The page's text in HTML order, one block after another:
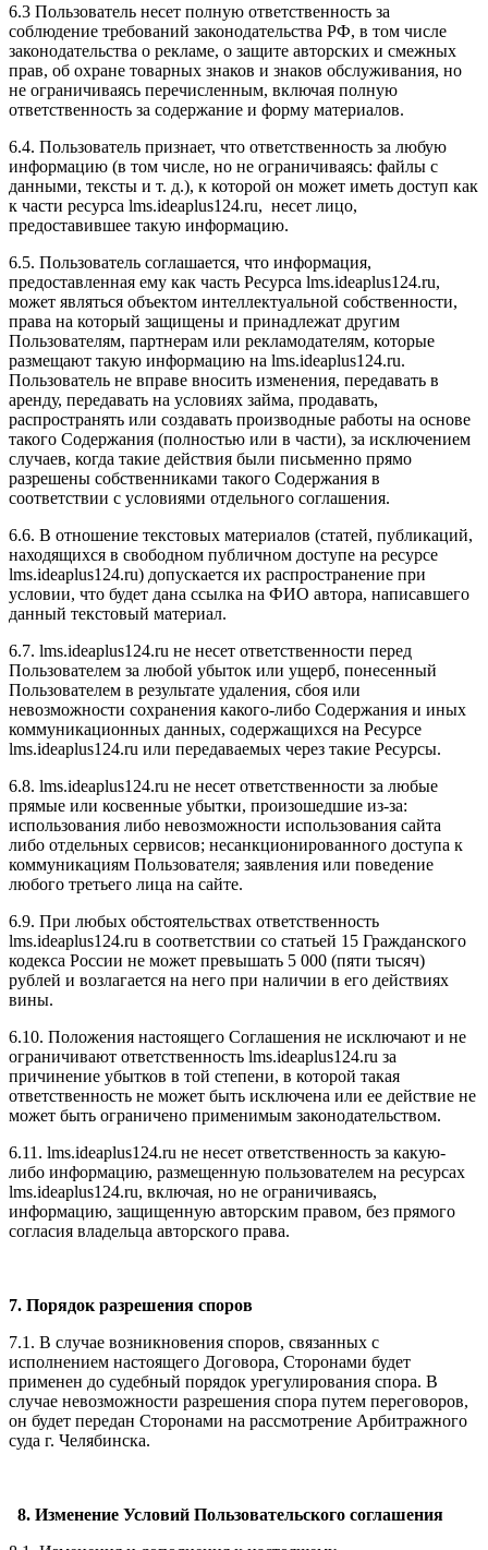
6.3 Пользователь несет полную ответственность за
соблюдение требований законодательства РФ, в том числе
законодательства о рекламе, о защите авторских и смежных
прав, об охране товарных знаков и знаков обслуживания, но
не ограничиваясь перечисленным, включая полную
ответственность за содержание и форму материалов.
6.4. Пользователь признает, что ответственность за любую
информацию (в том числе, но не ограничиваясь: файлы с
данными, тексты и т. д.), к которой он может иметь доступ как
к части ресурса lms.ideaplus124.ru, несет лицо,
предоставившее такую информацию.
6.5. Пользователь соглашается, что информация,
предоставленная ему как часть Ресурса lms.ideaplus124.ru,
может являться объектом интеллектуальной собственности,
права на который защищены и принадлежат другим
Пользователям, партнерам или рекламодателям, которые
размещают такую информацию на lms.ideaplus124.ru.
Пользователь не вправе вносить изменения, передавать в
аренду, передавать на условиях займа, продавать,
распространять или создавать производные работы на основе
такого Содержания (полностью или в части), за исключением
случаев, когда такие действия были письменно прямо
разрешены собственниками такого Содержания в
соответствии с условиями отдельного соглашения.
6.6. В отношение текстовых материалов (статей, публикаций,
находящихся в свободном публичном доступе на ресурсе
lms.ideaplus124.ru) допускается их распространение при
условии, что будет дана ссылка на ФИО автора, написавшего
данный текстовый материал.
6.7. lms.ideaplus124.ru не несет ответственности перед
Пользователем за любой убыток или ущерб, понесенный
Пользователем в результате удаления, сбоя или
невозможности сохранения какого-либо Содержания и иных
коммуникационных данных, содержащихся на Ресурсе
lms.ideaplus124.ru или передаваемых через такие Ресурсы.
6.8. lms.ideaplus124.ru не несет ответственности за любые
прямые или косвенные убытки, произошедшие из-за:
использования либо невозможности использования сайта
либо отдельных сервисов; несанкционированного доступа к
коммуникациям Пользователя; заявления или поведение
любого третьего лица на сайте.
6.9. При любых обстоятельствах ответственность
lms.ideaplus124.ru в соответствии со статьей 15 Гражданского
кодекса России не может превышать 5 000 (пяти тысяч)
рублей и возлагается на него при наличии в его действиях
вины.
6.10. Положения настоящего Соглашения не исключают и не
ограничивают ответственность lms.ideaplus124.ru за
причинение убытков в той степени, в которой такая
ответственность не может быть исключена или ее действие не
может быть ограничено применимым законодательством.
6.11. lms.ideaplus124.ru не несет ответственность за какую-
либо информацию, размещенную пользователем на ресурсах
lms.ideaplus124.ru, включая, но не ограничиваясь,
информацию, защищенную авторским правом, без прямого
согласия владельца авторского права.
7. Порядок разрешения споров
7.1. В случае возникновения споров, связанных с
исполнением настоящего Договора, Сторонами будет
применен до судебный порядок урегулирования спора. В
случае невозможности разрешения спора путем переговоров,
он будет передан Сторонами на рассмотрение Арбитражного
суда г. Челябинска.
8. Изменение Условий Пользовательского соглашения